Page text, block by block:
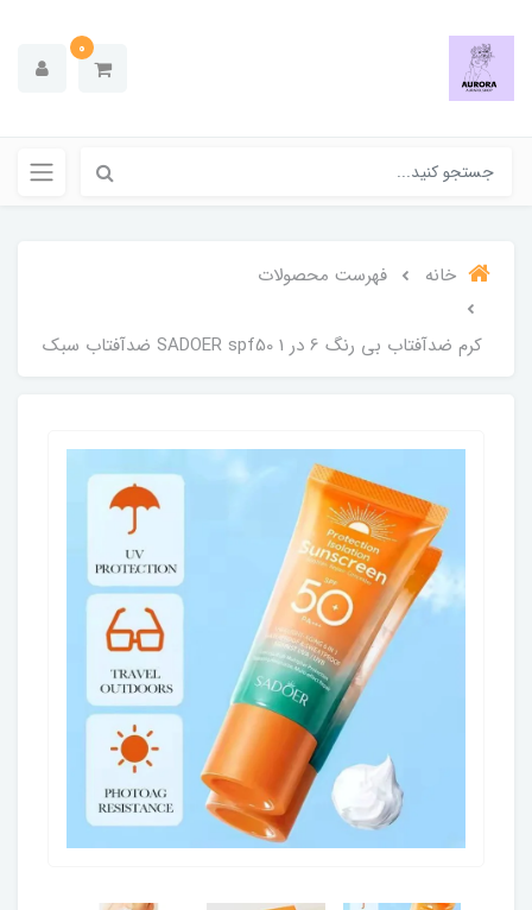
0
خانه فهرست محصولات
کرم ضدآفتاب بی رنگ 6 در 1 SADOER spf50 ضدآفتاب سبک